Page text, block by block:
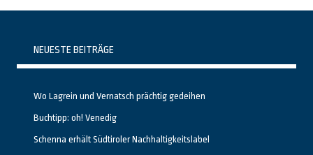
NEUESTE BEITRÄGE
Wo Lagrein und Vernatsch prächtig gedeihen
Buchtipp: oh! Venedig
Schenna erhält Südtiroler Nachhaltigkeitslabel